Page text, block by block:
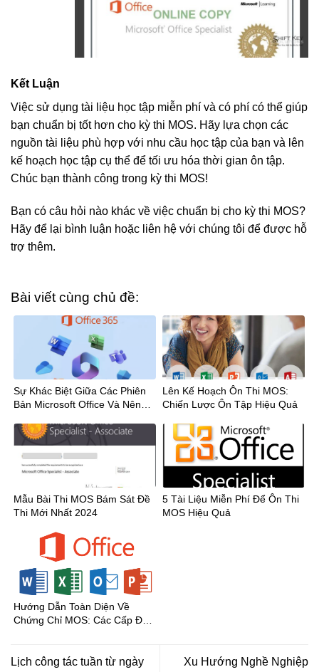
Kết Luận
Việc sử dụng tài liệu học tập miễn phí và có phí có thể giúp
bạn chuẩn bị tốt hơn cho kỳ thi MOS. Hãy lựa chọn các
nguồn tài liệu phù hợp với nhu cầu học tập của bạn và lên
kế hoạch học tập cụ thể để tối ưu hóa thời gian ôn tập.
Chúc bạn thành công trong kỳ thi MOS!
Bạn có câu hỏi nào khác về việc chuẩn bị cho kỳ thi MOS?
Hãy để lại bình luận hoặc liên hệ với chúng tôi để được hỗ
trợ thêm.
Bài viết cùng chủ đề:
Sự Khác Biệt Giữa Các Phiên
Bản Microsoft Office Và Nên
Lên Kế Hoạch Ôn Thi MOS:
Chiến Lược Ôn Tập Hiệu Quả
Mẫu Bài Thi MOS Bám Sát Đề
Thi Mới Nhất 2024
5 Tài Liệu Miễn Phí Để Ôn Thi
MOS Hiệu Quả
Hướng Dẫn Toàn Diện Về
Chứng Chỉ MOS: Các Cấp Độ
Lịch công tác tuần từ ngày
Xu Hướng Nghề Nghiệp